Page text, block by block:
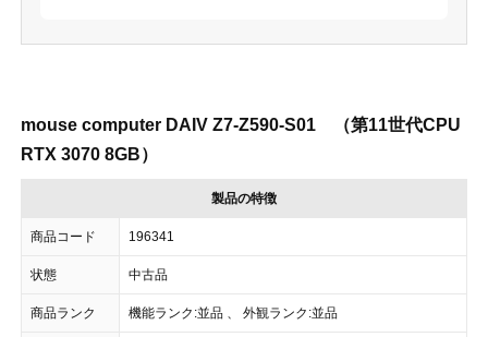
mouse computer DAIV Z7-Z590-S01 （第11世代CPU
RTX 3070 8GB）
製品の特徴
商品コード 196341
状態 中古品
商品ランク 機能ランク:並品 、 外観ランク:並品